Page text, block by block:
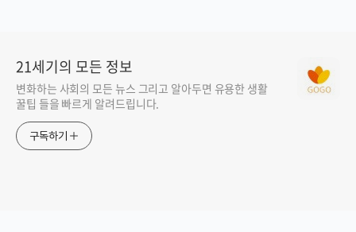
21세기의 모든 정보
변화하는 사회의 모든 뉴스 그리고 알아두면 유용한 생활
꿀팁 들을 빠르게 알려드립니다.
구독하기